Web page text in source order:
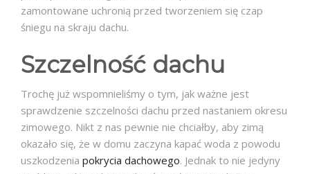
zamontowane uchronią przed tworzeniem się czap
śniegu na skraju dachu.
Szczelność dachu
Trochę już wspomnieliśmy o tym, jak ważne jest
sprawdzenie szczelności dachu przed nastaniem okresu
zimowego. Nikt z nas pewnie nie chciałby, aby zimą
okazało się, że w domu zaczyna kapać woda z powodu
uszkodzenia pokrycia dachowego. Jednak to nie jedyny